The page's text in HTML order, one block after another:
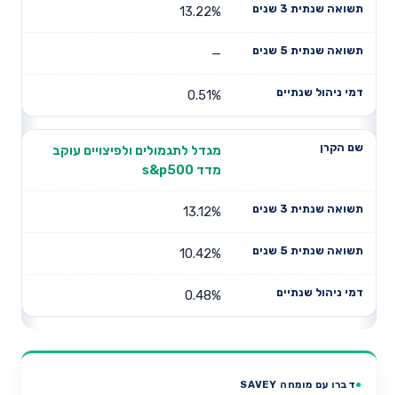
13.22%
—
0.51%
מגדל לתגמולים ולפיצויים עוקב
מדד s&p500
13.12%
10.42%
0.48%
דברו עם מומחה SAVEY